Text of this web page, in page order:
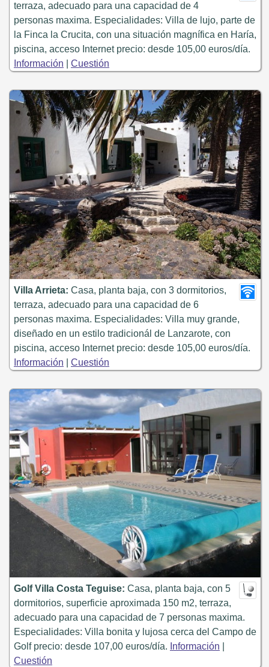
terraza, adecuado para una capacidad de 4
personas maxima. Especialidades: Villa de lujo, parte de
la Finca la Crucita, con una situación magnífica en Haría,
piscina, acceso Internet precio: desde 105,00 euros/día.
Información
Cuestión
Villa Arrieta: Casa, planta baja, con 3 dormitorios,
terraza, adecuado para una capacidad de 6
personas maxima. Especialidades: Villa muy grande,
diseñado en un estilo tradicionál de Lanzarote, con
piscina, acceso Internet precio: desde 105,00 euros/día.
Información
Cuestión
Golf Villa Costa Teguise: Casa, planta baja, con 5
dormitorios, superficie aproximada 150 m2, terraza,
adecuado para una capacidad de 7 personas maxima.
Especialidades: Villa bonita y lujosa cerca del Campo de
Golf precio: desde 107,00 euros/día. Información
Cuestión